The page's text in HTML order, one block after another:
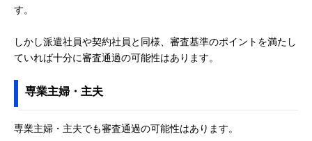
す。
しかし派遣社員や契約社員と同様、審査基準のポイントを満たし
ていれば十分に審査通過の可能性はあります。
専業主婦・主夫
専業主婦・主夫でも審査通過の可能性はあります。